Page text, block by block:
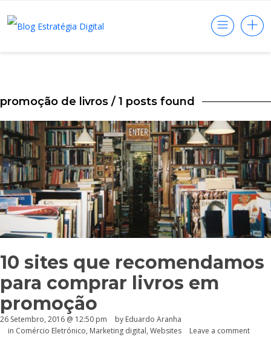
promoção de livros / 1 posts found
10 sites que recomendamos
para comprar livros em
promoção
26 Setembro, 2016 @ 12:50 pm by Eduardo Aranha
in Comércio Eletrónico, Marketing digital, Websites Leave a comment